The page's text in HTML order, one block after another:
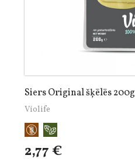
Siers Original šķēlēs 200g
Violife
2,77 €